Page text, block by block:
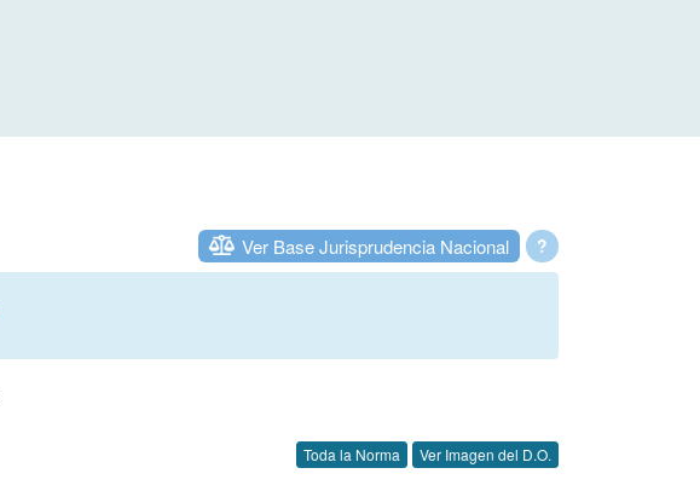
?
Ver Base Jurisprudencia Nacional
Toda la Norma Ver Imagen del D.O.